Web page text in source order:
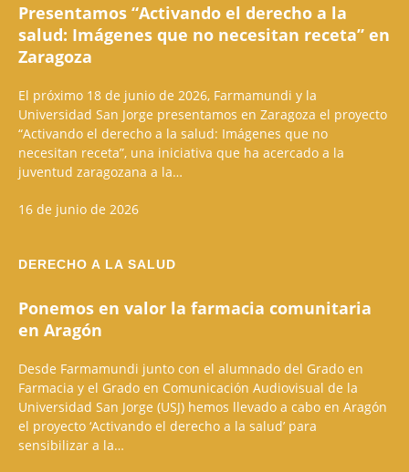
Presentamos “Activando el derecho a la
salud: Imágenes que no necesitan receta” en
Zaragoza
El próximo 18 de junio de 2026, Farmamundi y la
Universidad San Jorge presentamos en Zaragoza el proyecto
“Activando el derecho a la salud: Imágenes que no
necesitan receta”, una iniciativa que ha acercado a la
juventud zaragozana a la…
16 de junio de 2026
DERECHO A LA SALUD
Ponemos en valor la farmacia comunitaria
en Aragón
Desde Farmamundi junto con el alumnado del Grado en
Farmacia y el Grado en Comunicación Audiovisual de la
Universidad San Jorge (USJ) hemos llevado a cabo en Aragón
el proyecto ‘Activando el derecho a la salud’ para
sensibilizar a la…